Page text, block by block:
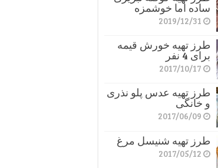
ساده اما خوشمزه
2019/12/31
طرز تهیه خورش قیمه
برای 4 نفر
2017/10/17
طرز تهیه عدس پلو نذری
و خانگی
2017/06/09
طرز تهیه شنیسل مرغ
2017/05/12